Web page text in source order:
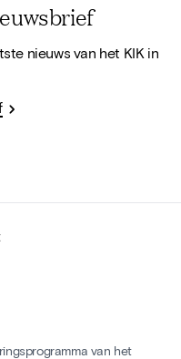
nieuws van het KIK in
van het